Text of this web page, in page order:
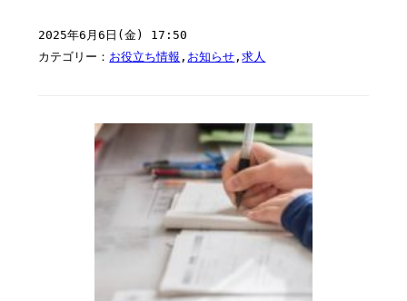
2025年6月6日(金) 17:50
カテゴリー： お役立ち情報 , お知らせ ,求人